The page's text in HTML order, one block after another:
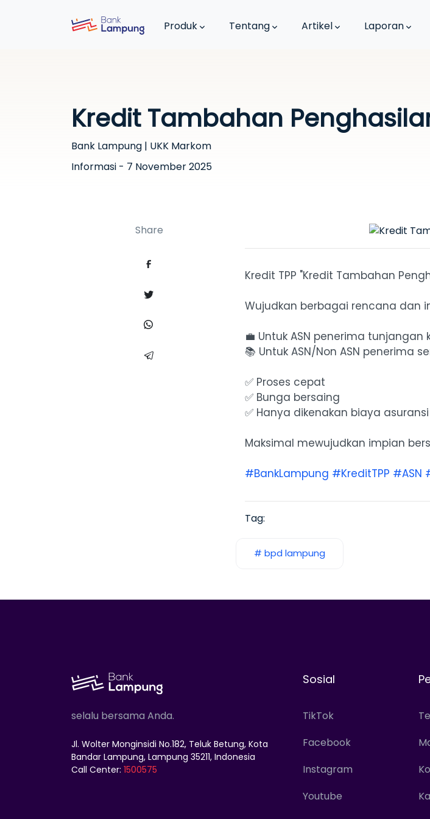
Produk Tentang Artikel Laporan
Kredit Tambahan
Bank Lampung | UKK Markom
Informasi - 7 November 2025
Share
Kredit TPP "Kredit Tambahan
Wujudkan berbagai rencana dan
💼 Untuk ASN penerima
📚 Untuk ASN/Non ASN penerima
✅ Proses cepat
✅ Bunga bersaing
✅ Hanya dikenakan biaya asuransi
Maksimal mewujudkan impian
#BankLampung #KreditTPP #ASN
Tag:
# bpd lampung
selalu bersama Anda.
Jl. Wolter Monginsidi No.182, Teluk Betung, Kota
Bandar Lampung, Lampung 35211, Indonesia
Call Center: 1500575
Sosial
TikTok
Facebook
Instagram
Youtube